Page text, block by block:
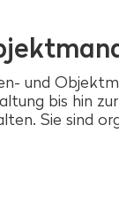
und
bis hin
Sie sind